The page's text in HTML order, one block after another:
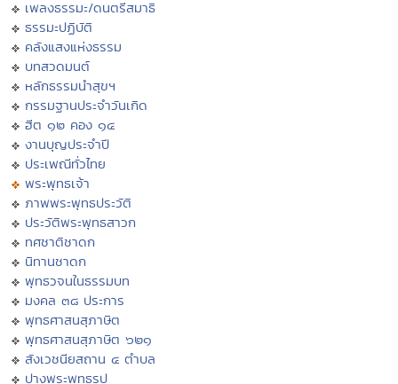
เพลงธรรมะ/ดนตรีสมาธิ
ธรรมะปฏิบัติ
คลังแสงแห่งธรรม
บทสวดมนต์
หลักธรรมนำสุขฯ
กรรมฐานประจำวันเกิด
ฮีต ๑๒ คอง ๑๔
งานบุญประจำปี
ประเพณีทั่วไทย
พระพุทธเจ้า
ภาพพระพุทธประวัติ
ประวัติพระพุทธสาวก
ทศชาติชาดก
นิทานชาดก
พุทธวจนในธรรมบท
มงคล ๓๘ ประการ
พุทธศาสนสุภาษิต
พุทธศาสนสุภาษิต ๖๒๑
สังเวชนียสถาน ๔ ตำบล
ปางพระพุทธรูป